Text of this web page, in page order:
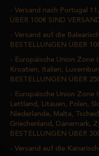
Versand nach Portugal
ÜBER 100€ SIND
Versand auf die
BESTELLUNGEN ÜBER
Europäische Union Zone
Kroatien, Italien,
BESTELLUNGEN ÜBER
Europäische Union Zone
Lettland, Litauen, Polen,
Niederlande, Malta,
Griechenland, Dänemark,
BESTELLUNGEN ÜBER
Versand auf die